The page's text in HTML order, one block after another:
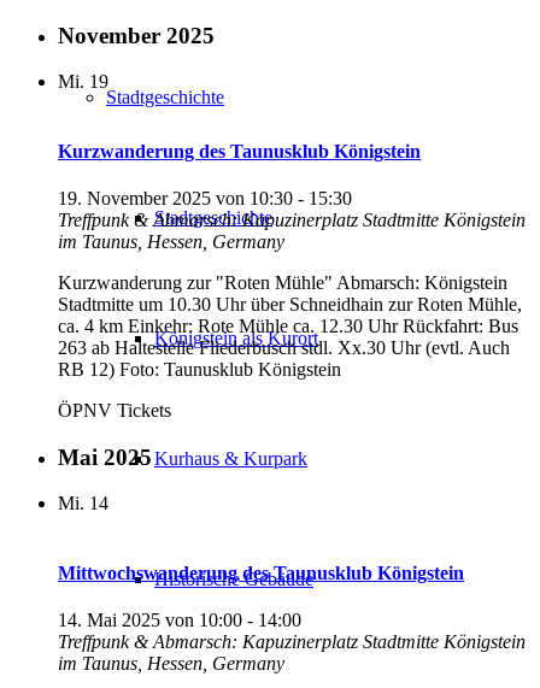
Stadtgeschichte
Stadtgeschichte
Königstein als Kurort
Kurhaus & Kurpark
Historische Gebäude
November 2025
Mi. 19
Kurzwanderung des Taunusklub Königstein
19. November 2025 von 10:30 - 15:30
Treffpunk & Abmarsch: Kapuzinerplatz Stadtmitte Königstein
im Taunus, Hessen, Germany
Kurzwanderung zur "Roten Mühle" Abmarsch: Königstein
Stadtmitte um 10.30 Uhr über Schneidhain zur Roten Mühle,
ca. 4 km Einkehr: Rote Mühle ca. 12.30 Uhr Rückfahrt: Bus
263 ab Haltestelle Fliederbusch stdl. Xx.30 Uhr (evtl. Auch
RB 12) Foto: Taunusklub Königstein
ÖPNV Tickets
Mai 2025
Mi. 14
Mittwochswanderung des Taunusklub Königstein
14. Mai 2025 von 10:00 - 14:00
Treffpunk & Abmarsch: Kapuzinerplatz Stadtmitte Königstein
im Taunus, Hessen, Germany